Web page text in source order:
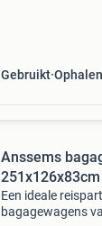
Gebruikt Ophalen
Anssems
251x126x83cm
Een ideale
bagagewagens